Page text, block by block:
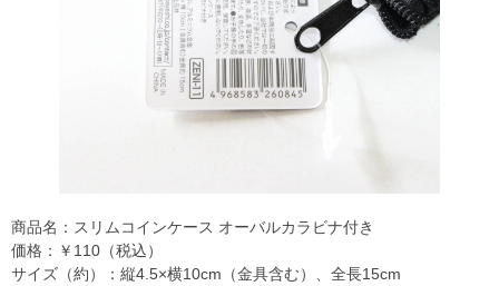
商品名：スリムコインケース オーバルカラビナ付き
価格：￥110（税込）
サイズ（約）：縦4.5×横10cm（金具含む）、全長15cm